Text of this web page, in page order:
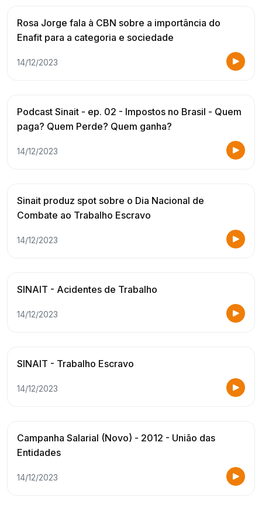
Rosa Jorge fala à CBN sobre a importância do
Enafit para a categoria e sociedade
14/12/2023
Podcast Sinait - ep. 02 - Impostos no Brasil - Quem
paga? Quem Perde? Quem ganha?
14/12/2023
Sinait produz spot sobre o Dia Nacional de
Combate ao Trabalho Escravo
14/12/2023
SINAIT - Acidentes de Trabalho
14/12/2023
SINAIT - Trabalho Escravo
14/12/2023
Campanha Salarial (Novo) - 2012 - União das
Entidades
14/12/2023